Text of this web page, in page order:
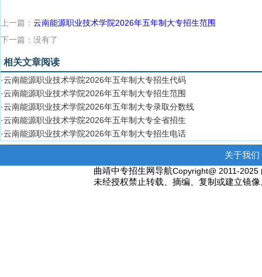
上一篇： 云南能源职业技术学院2026年五年制大专招生范围
下一篇：没有了
相关文章阅读
·云南能源职业技术学院2026年五年制大专招生代码
·云南能源职业技术学院2026年五年制大专招生范围
·云南能源职业技术学院2026年五年制大专录取分数线
·云南能源职业技术学院2026年五年制大专全省招生
·云南能源职业技术学院2026年五年制大专招生电话
关于我们
曲靖中专招生网导航Copyright@ 2011-2025
未经授权禁止转载、摘编、复制或建立镜